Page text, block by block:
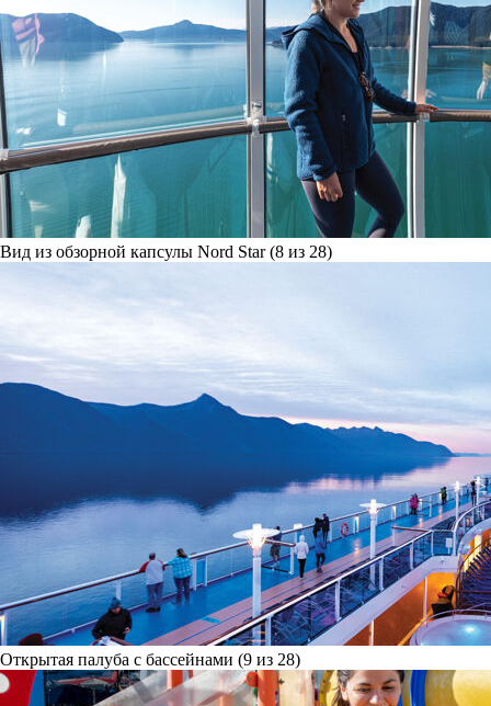
Вид из обзорной капсулы Nord Star (8 из 28)
Открытая палуба с бассейнами (9 из 28)